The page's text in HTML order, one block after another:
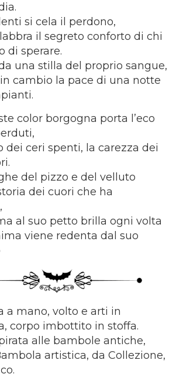
si cela il perdono,
il segreto conforto di chi
di sperare.
una stilla del proprio sangue,
cambio la pace di una notte
color borgogna porta l’eco
dei ceri spenti, la carezza dei
del pizzo e del velluto
dei cuori che ha
al suo petto brilla ogni volta
viene redenta dal suo
a mano, volto e arti in
corpo imbottito in stoffa.
alle bambole antiche,
artistica, da Collezione,